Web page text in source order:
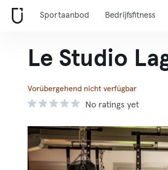
Sportaanbod Bedrijfsfitness
Le Studio
Vorübergehend nicht verfügbar
No ratings yet